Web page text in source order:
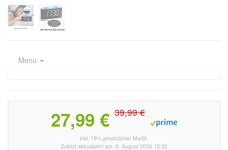
Menu
27,99 € 39,99 €
inkl. 19% gesetzlicher MwSt.
Zuletzt aktualisiert am: 6. August 2026 15:32